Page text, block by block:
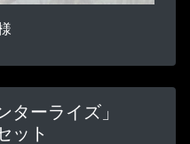
ターライズ」
ット